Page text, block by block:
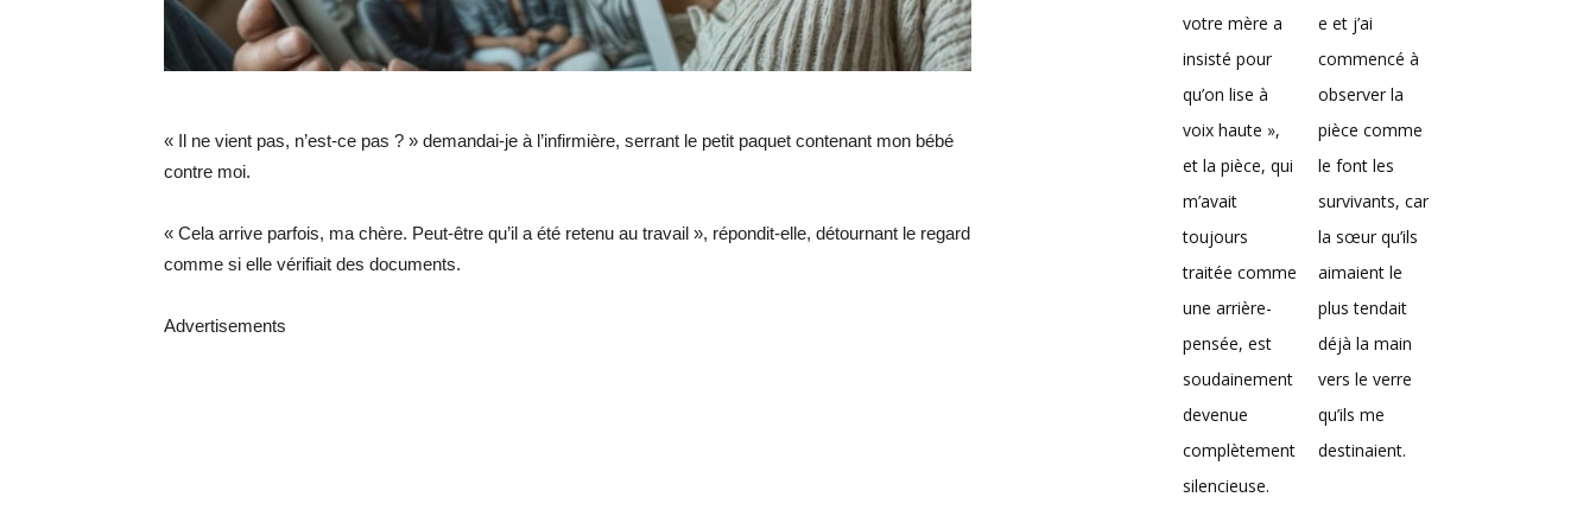
« Il ne vient pas, n’est-ce pas ? » demandai-je à l’infirmière, serrant le petit paquet contenant mon bébé
contre moi.
« Cela arrive parfois, ma chère. Peut-être qu’il a été retenu au travail », répondit-elle, détournant le regard
comme si elle vérifiait des documents.
Advertisements
votre mère a
insisté pour
qu’on lise à
voix haute »,
et la pièce, qui
m’avait
toujours
traitée comme
une arrière-
pensée, est
soudainement
devenue
complètement
silencieuse.
e et j’ai
commencé à
observer la
pièce comme
le font les
survivants, car
la sœur qu’ils
aimaient le
plus tendait
déjà la main
vers le verre
qu’ils me
destinaient.